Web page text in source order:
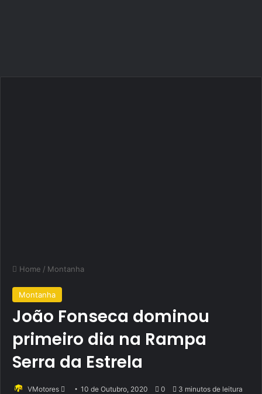
Home / Montanha
Montanha
João Fonseca dominou
primeiro dia na Rampa
Serra da Estrela
VMotores
Send10 de Outubro, 2020 0 3 minutos de leitura